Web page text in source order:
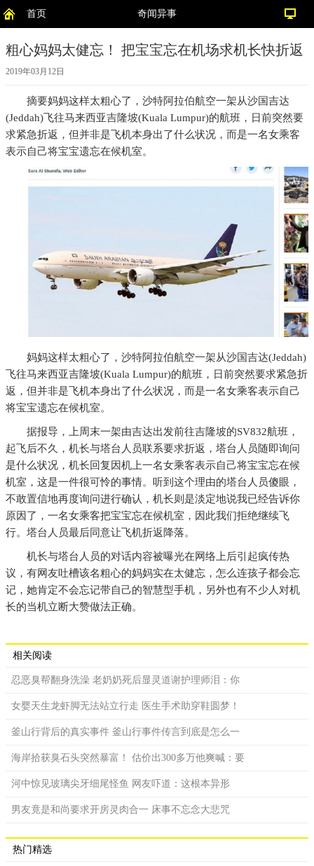
首页 奇闻异事
粗心妈妈太健忘！ 把宝宝忘在机场求机长快折返
2019年03月12日
摘要妈妈这样太粗心了，沙特阿拉伯航空一架从沙国吉达
(Jeddah)飞往马来西亚吉隆坡(Kuala Lumpur)的航班，日前突然要
求紧急折返，但并非是飞机本身出了什么状况，而是一名女乘客
表示自己将宝宝遗忘在候机室。
妈妈这样太粗心了，沙特阿拉伯航空一架从沙国吉达(Jeddah)
飞往马来西亚吉隆坡(Kuala Lumpur)的航班，日前突然要求紧急折
返，但并非是飞机本身出了什么状况，而是一名女乘客表示自己
将宝宝遗忘在候机室。
据报导，上周末一架由吉达出发前往吉隆坡的SV832航班，
起飞后不久，机长与塔台人员联系要求折返，塔台人员随即询问
是什么状况，机长回复因机上一名女乘客表示自己将宝宝忘在候
机室，这是一件很可怜的事情。听到这个理由的塔台人员傻眼，
不敢置信地再度询问进行确认，机长则是淡定地说我已经告诉你
原因了，一名女乘客把宝宝忘在候机室，因此我们拒绝继续飞
行。塔台人员最后同意让飞机折返降落。
机长与塔台人员的对话内容被曝光在网络上后引起疯传热
议，有网友吐槽该名粗心的妈妈实在太健忘，怎么连孩子都会忘
记，她肯定不会忘记带自己的智慧型手机，另外也有不少人对机
长的当机立断大赞做法正确。
相关阅读
忍恶臭帮翻身洗澡 老奶奶死后显灵道谢护理师泪：你
女婴天生龙虾脚无法站立行走 医生手术助穿鞋圆梦！
釜山行背后的真实事件 釜山行事件传言到底是怎么一
海岸拾获臭石头突然暴富！ 估价出300多万他爽喊：要
河中惊见玻璃尖牙细尾怪鱼 网友吓道：这根本异形
男友竟是和尚要求开房灵肉合一 床事不忘念大悲咒
热门精选